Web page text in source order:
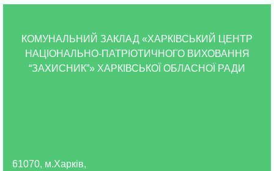
КОМУНАЛЬНИЙ ЗАКЛАД «ХАРКІВСЬКИЙ ЦЕНТР
НАЦІОНАЛЬНО-ПАТРІОТИЧНОГО ВИХОВАННЯ
“ЗАХИСНИК”» ХАРКІВСЬКОЇ ОБЛАСНОЇ РАДИ
61070, м.Харків,